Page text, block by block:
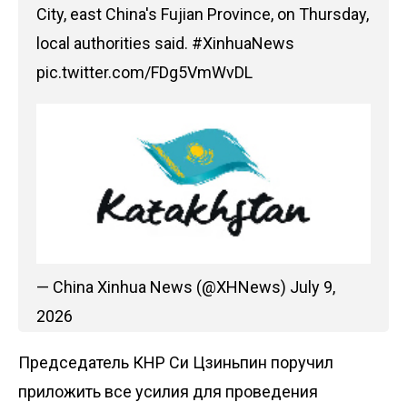
City, east China's Fujian Province, on Thursday,
local authorities said. #XinhuaNews
pic.twitter.com/FDg5VmWvDL
— China Xinhua News (@XHNews) July 9,
2026
Председатель КНР Си Цзиньпин поручил
приложить все усилия для проведения